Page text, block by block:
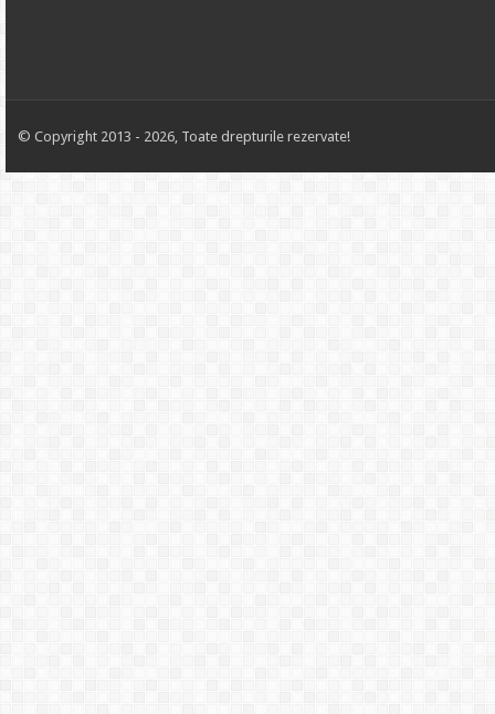
© Copyright 2013 - 2026, Toate drepturile rezervate!